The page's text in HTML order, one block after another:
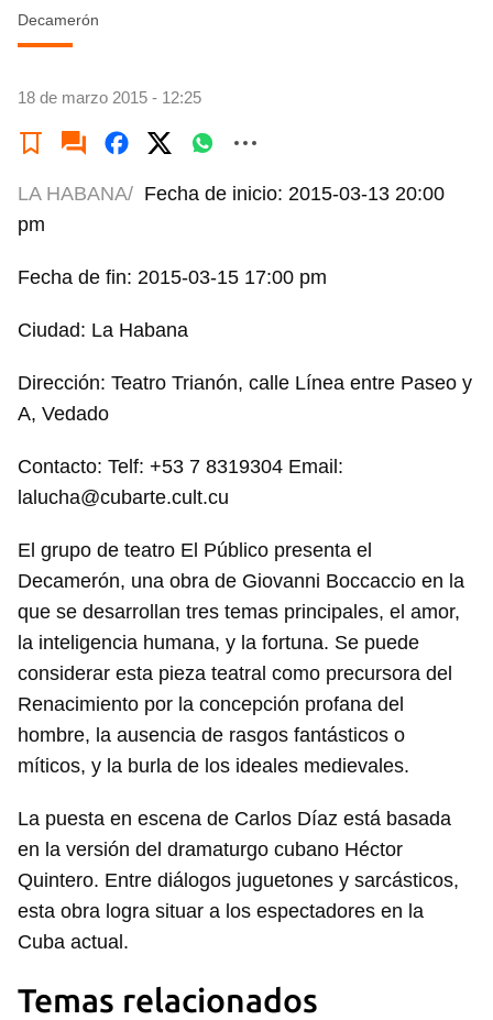
Decamerón
18 de marzo 2015 - 12:25
LA HABANA/ Fecha de inicio: 2015-03-13 20:00
pm
Fecha de fin: 2015-03-15 17:00 pm
Ciudad: La Habana
Dirección: Teatro Trianón, calle Línea entre Paseo y
A, Vedado
Contacto: Telf: +53 7 8319304 Email:
lalucha@cubarte.cult.cu
El grupo de teatro El Público presenta el
Decamerón, una obra de Giovanni Boccaccio en la
que se desarrollan tres temas principales, el amor,
la inteligencia humana, y la fortuna. Se puede
considerar esta pieza teatral como precursora del
Renacimiento por la concepción profana del
hombre, la ausencia de rasgos fantásticos o
míticos, y la burla de los ideales medievales.
La puesta en escena de Carlos Díaz está basada
en la versión del dramaturgo cubano Héctor
Quintero. Entre diálogos juguetones y sarcásticos,
esta obra logra situar a los espectadores en la
Cuba actual.
Temas relacionados